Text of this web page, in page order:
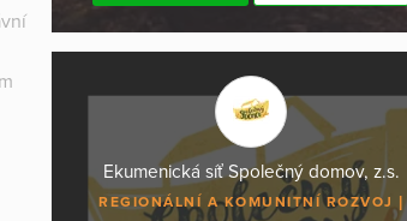
Ekumenická síť Společný domov, z.s.
REGIONÁLNÍ A KOMUNITNÍ ROZVOJ